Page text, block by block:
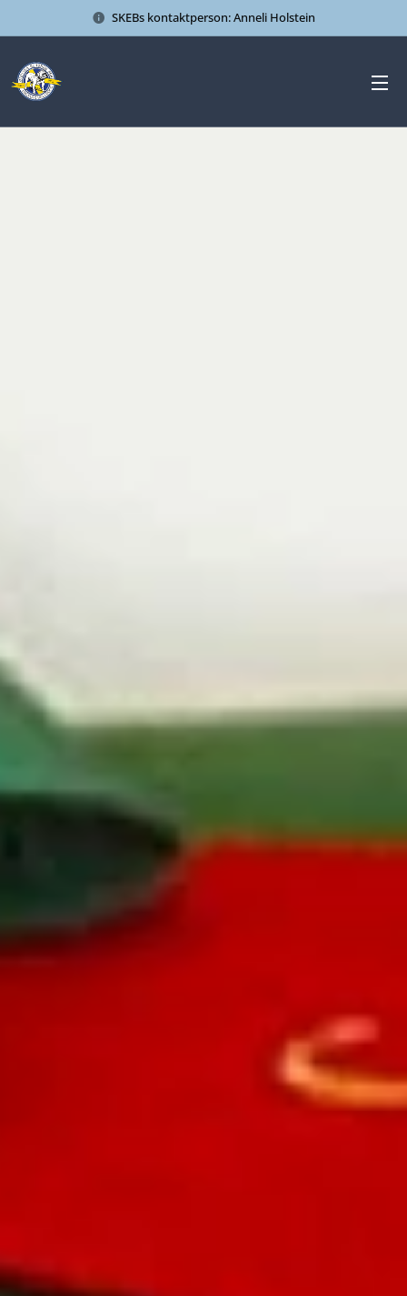
SKEBs kontaktperson: Anneli Holstein